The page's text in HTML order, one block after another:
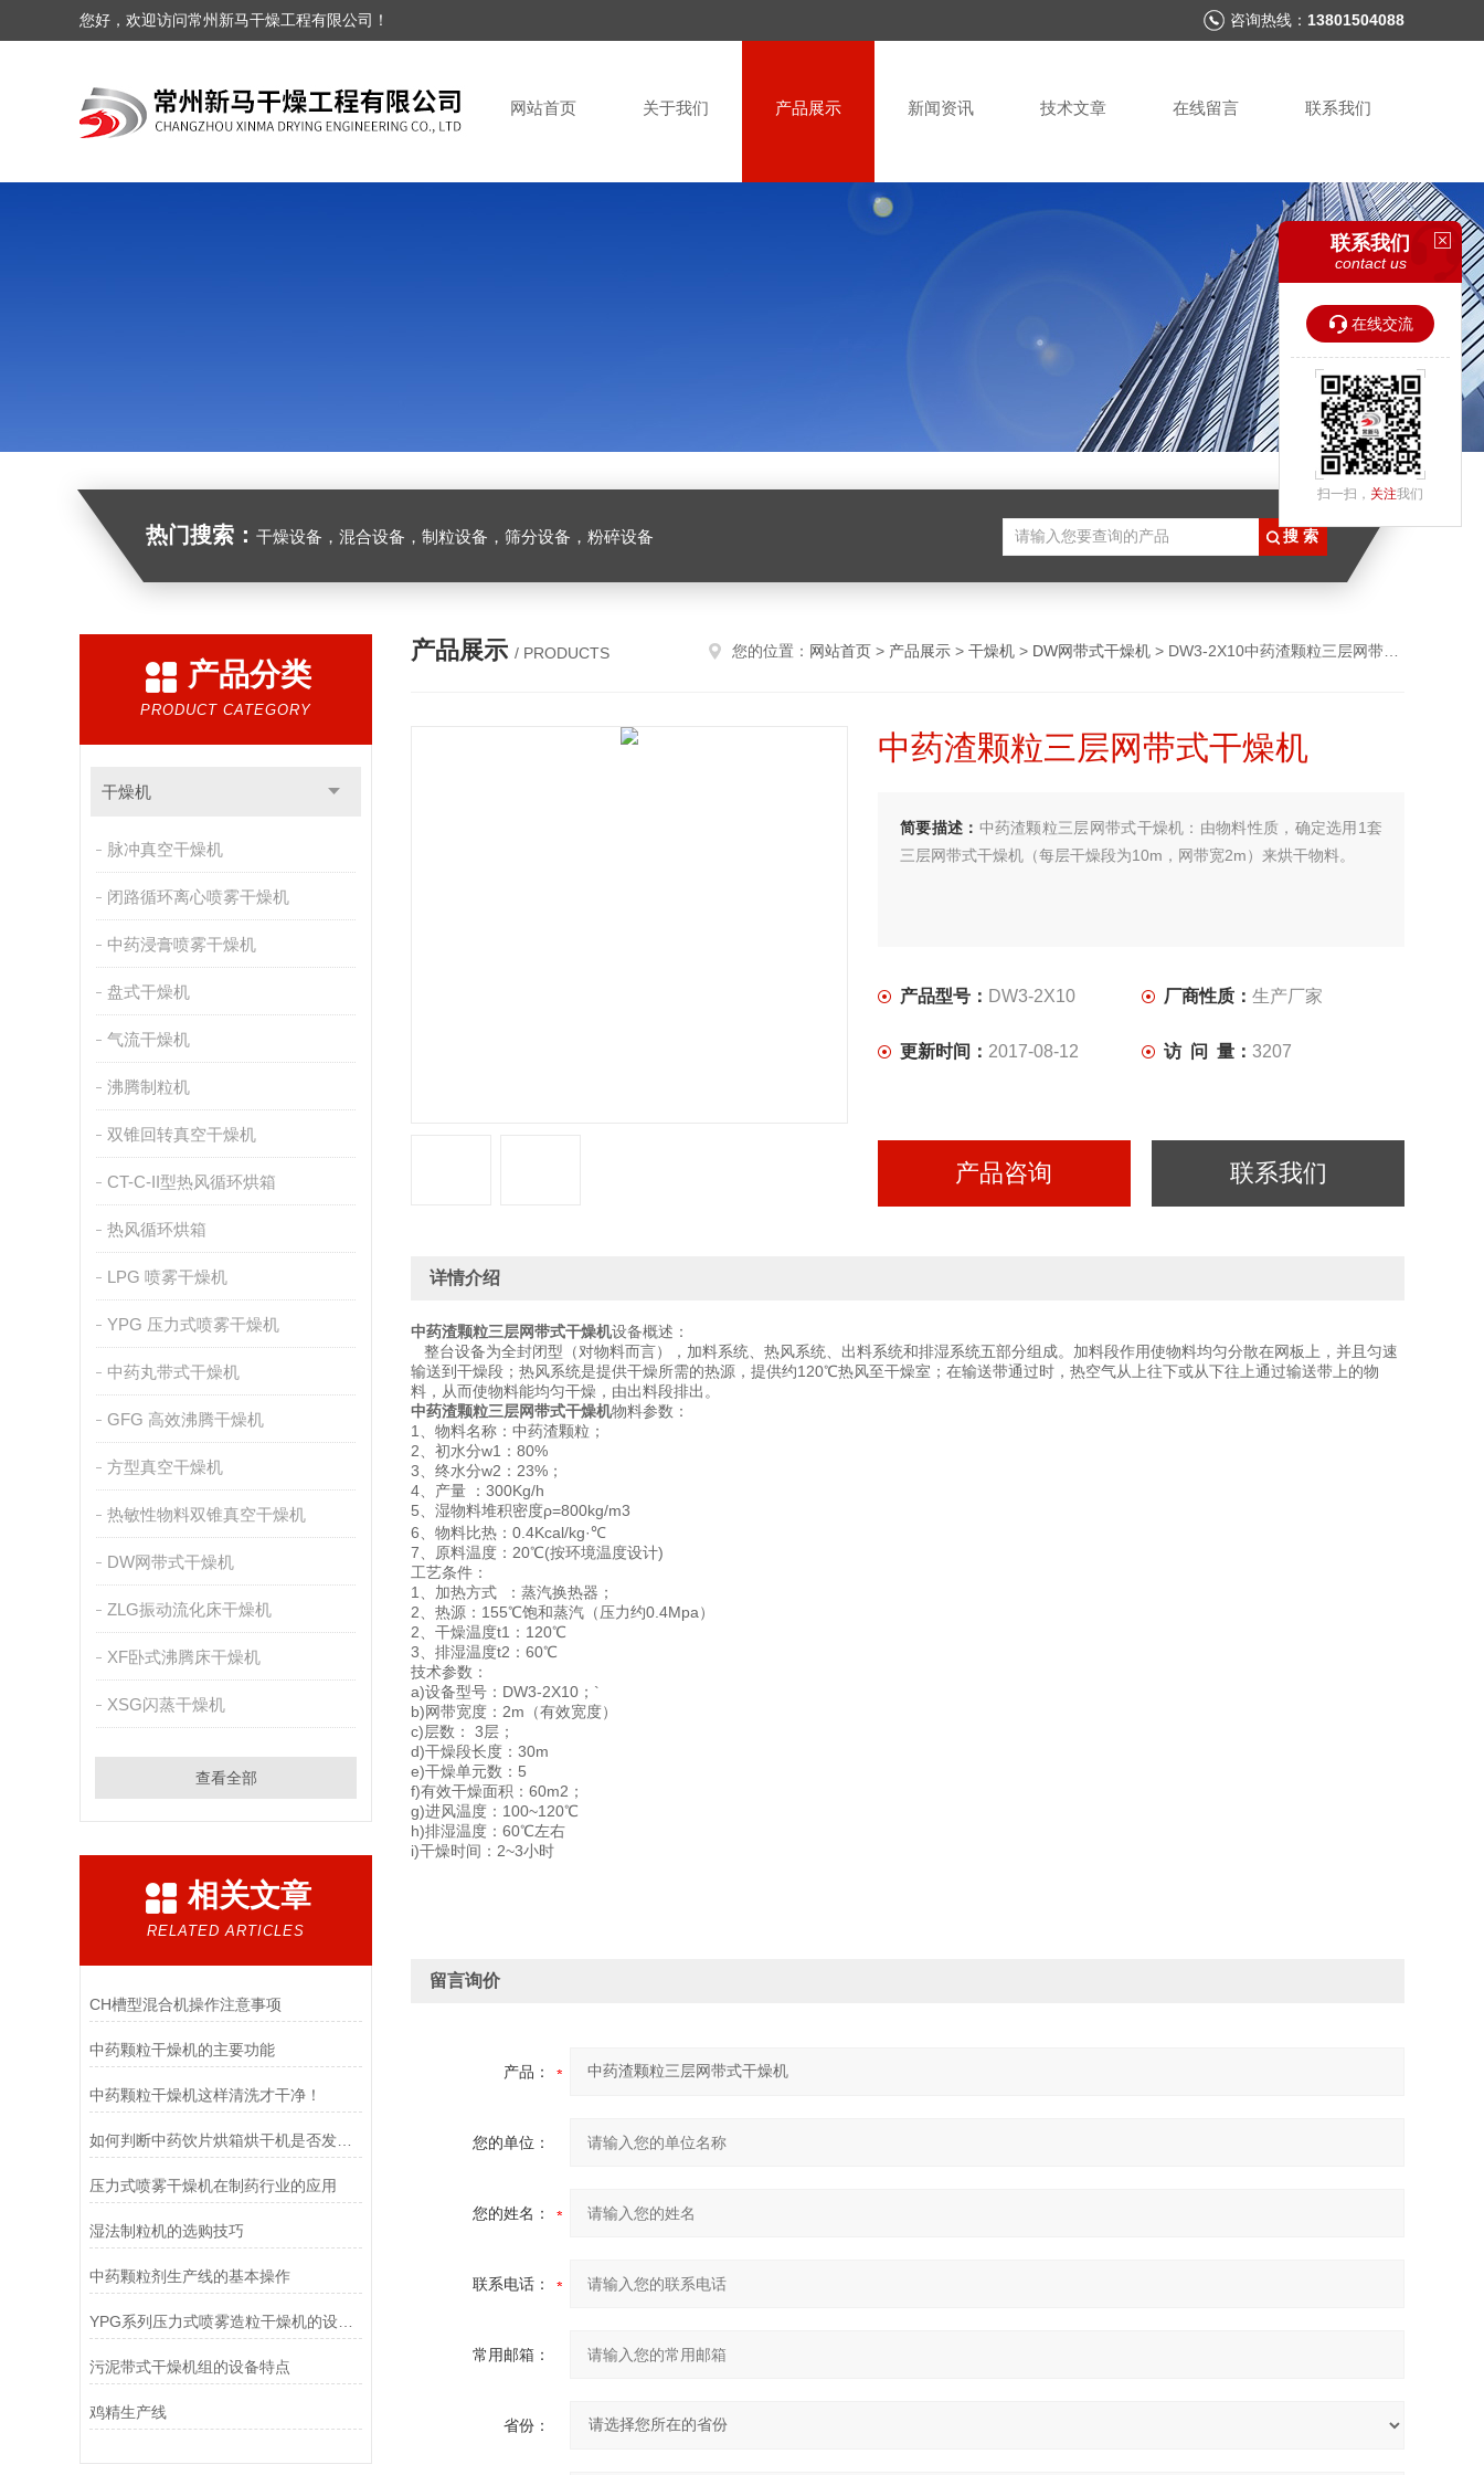
您好，欢迎访问常州新马干燥工程有限公司！ 咨询热线： 13801504088
网站首页 关于我们 产品展示 新闻资讯 技术文章 在线留言 联系我们
热门搜索： 干燥设备，混合设备，制粒设备，筛分设备，粉碎设备
产品分类
PRODUCT CATEGORY
干燥机
脉冲真空干燥机
闭路循环离心喷雾干燥机
中药浸膏喷雾干燥机
盘式干燥机
气流干燥机
沸腾制粒机
双锥回转真空干燥机
CT-C-II型热风循环烘箱
热风循环烘箱
LPG 喷雾干燥机
YPG 压力式喷雾干燥机
中药丸带式干燥机
GFG 高效沸腾干燥机
方型真空干燥机
热敏性物料双锥真空干燥机
DW网带式干燥机
ZLG振动流化床干燥机
XF卧式沸腾床干燥机
XSG闪蒸干燥机
查看全部
相关文章
RELATED ARTICLES
CH槽型混合机操作注意事项
中药颗粒干燥机的主要功能
中药颗粒干燥机这样清洗才干净！
如何判断中药饮片烘箱烘干机是否发生故障呢？
压力式喷雾干燥机在制药行业的应用
湿法制粒机的选购技巧
中药颗粒剂生产线的基本操作
YPG系列压力式喷雾造粒干燥机的设备概述
污泥带式干燥机组的设备特点
鸡精生产线
产品展示 / PRODUCTS 您的位置： 网站首页 > 产品展示 > 干燥机 > DW网带式干燥机 > DW3-2X10中药渣颗粒三层网带式干燥机
中药渣颗粒三层网带式干燥机
简要描述： 中药渣颗粒三层网带式干燥机：由物料性质，确定选用1套
三层网带式干燥机（每层干燥段为10m，网带宽2m）来烘干物料。
产品型号： DW3-2X10 厂商性质： 生产厂家
更新时间： 2017-08-12 访 问 量： 3207
产品咨询 联系我们
详情介绍
中药渣颗粒三层网带式干燥机设备概述：
整台设备为全封闭型（对物料而言），加料系统、热风系统、出料系统和排湿系统五部分组成。加料段作用使物料均匀分散在网板上，并且匀速
输送到干燥段；热风系统是提供干燥所需的热源，提供约120℃热风至干燥室；在输送带通过时，热空气从上往下或从下往上通过输送带上的物
料，从而使物料能均匀干燥，由出料段排出。
中药渣颗粒三层网带式干燥机物料参数：
1、物料名称：中药渣颗粒；
2、初水分w1：80%
3、终水分w2：23%；
4、产量 ：300Kg/h
5、湿物料堆积密度ρ=800kg/m3
6、物料比热：0.4Kcal/kg·℃
7、原料温度：20℃(按环境温度设计)
工艺条件：
1、加热方式 ：蒸汽换热器；
2、热源：155℃饱和蒸汽（压力约0.4Mpa）
2、干燥温度t1：120℃
3、排湿温度t2：60℃
技术参数：
a)设备型号：DW3-2X10；`
b)网带宽度：2m（有效宽度）
c)层数： 3层；
d)干燥段长度：30m
e)干燥单元数：5
f)有效干燥面积：60m2；
g)进风温度：100~120℃
h)排湿温度：60℃左右
i)干燥时间：2~3小时
留言询价
产品：
您的单位：
您的姓名：
联系电话：
常用邮箱：
省份：
联系我们
contact us
在线交流
扫一扫， 关注我们